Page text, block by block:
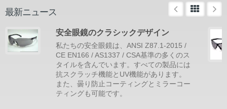
最新ニュース
安全眼鏡のクラシックデザイン
私たちの安全眼鏡は、ANSI Z87.1-2015 /
CE EN166 / AS1337 / CSA基準の多くのス
タイルを含んでいます。すべての製品には
抗スクラッチ機能とUV機能があります。
また、曇り防止コーティングとミラーコー
ティングも可能です。